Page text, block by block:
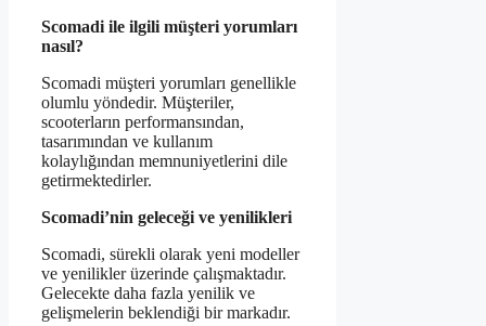
Scomadi ile ilgili müşteri yorumları
nasıl?
Scomadi müşteri yorumları genellikle
olumlu yöndedir. Müşteriler,
scooterların performansından,
tasarımından ve kullanım
kolaylığından memnuniyetlerini dile
getirmektedirler.
Scomadi’nin geleceği ve yenilikleri
Scomadi, sürekli olarak yeni modeller
ve yenilikler üzerinde çalışmaktadır.
Gelecekte daha fazla yenilik ve
gelişmelerin beklendiği bir markadır.